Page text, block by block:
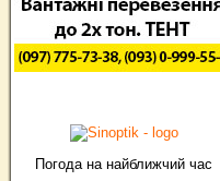
Погода на найближчий час